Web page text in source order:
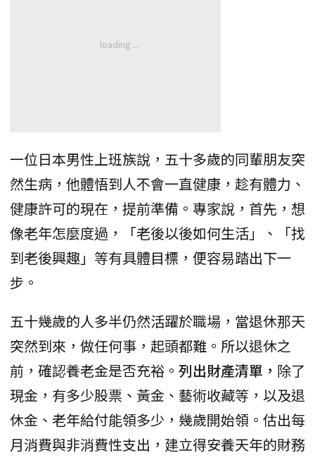
一位日本男性上班族說，五十多歲的同輩朋友突
然生病，他體悟到人不會一直健康，趁有體力、
健康許可的現在，提前準備。專家說，首先，想
像老年怎麼度過，「老後以後如何生活」、「找
到老後興趣」等有具體目標，便容易踏出下一
步。
五十幾歲的人多半仍然活躍於職場，當退休那天
突然到來，做任何事，起頭都難。所以退休之
前，確認養老金是否充裕。 列出財產清單， 除了
現金，有多少股票、黃金、藝術收藏等，以及退
休金、老年給付能領多少，幾歲開始領。估出每
月消費與非消費性支出，建立得安養天年的財務